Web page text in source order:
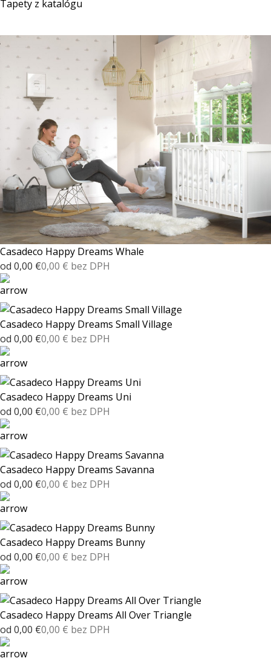
Tapety z katalógu
Casadeco Happy Dreams Whale
od 0,00 €0,00 € bez DPH
Casadeco Happy Dreams Small Village
od 0,00 €0,00 € bez DPH
Casadeco Happy Dreams Uni
od 0,00 €0,00 € bez DPH
Casadeco Happy Dreams Savanna
od 0,00 €0,00 € bez DPH
Casadeco Happy Dreams Bunny
od 0,00 €0,00 € bez DPH
Casadeco Happy Dreams All Over Triangle
od 0,00 €0,00 € bez DPH